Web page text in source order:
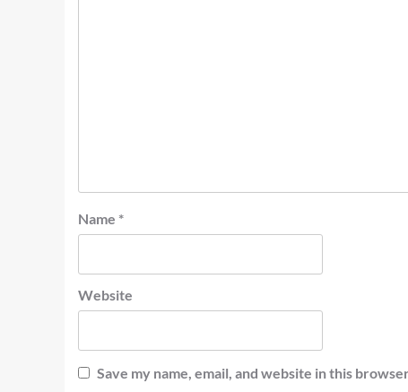
Name *
Website
Save my name, email, and website in this